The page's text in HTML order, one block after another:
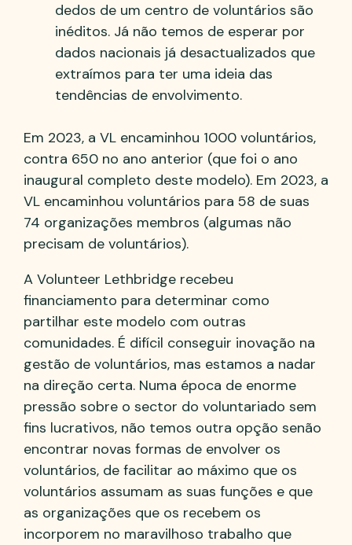
dedos de um centro de voluntários são
inéditos. Já não temos de esperar por
dados nacionais já desactualizados que
extraímos para ter uma ideia das
tendências de envolvimento.
Em 2023, a VL encaminhou 1000 voluntários,
contra 650 no ano anterior (que foi o ano
inaugural completo deste modelo). Em 2023, a
VL encaminhou voluntários para 58 de suas
74 organizações membros (algumas não
precisam de voluntários).
A Volunteer Lethbridge recebeu
financiamento para determinar como
partilhar este modelo com outras
comunidades. É difícil conseguir inovação na
gestão de voluntários, mas estamos a nadar
na direção certa. Numa época de enorme
pressão sobre o sector do voluntariado sem
fins lucrativos, não temos outra opção senão
encontrar novas formas de envolver os
voluntários, de facilitar ao máximo que os
voluntários assumam as suas funções e que
as organizações que os recebem os
incorporem no maravilhoso trabalho que